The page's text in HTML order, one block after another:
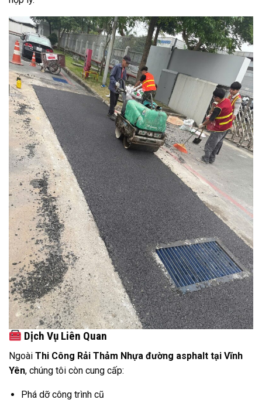
Dịch Vụ Liên Quan
Ngoài Thi Công Rải Thảm Nhựa đường asphalt tại Vĩnh
Yên, chúng tôi còn cung cấp:
Phá dỡ công trình cũ